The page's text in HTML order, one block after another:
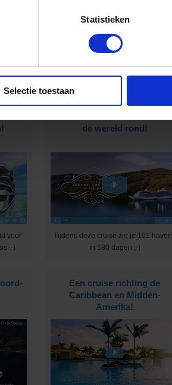
Statistieken
Selectie toestaan
video
Geniet in ultraluxe van
voor
:-)
de wereld rond!
Tijdens deze cruise zie je 101
in 180 dagen ;-)
Een cruise richting de
Caribbean en Midden-
Amerika!